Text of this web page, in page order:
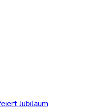
Jubiläum